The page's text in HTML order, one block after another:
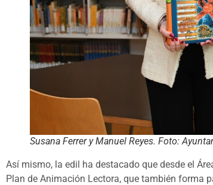
Susana Ferrer y Manuel Reyes. Foto:
Así mismo, la edil ha destacado que desde el
Plan de Animación Lectora, que también forma